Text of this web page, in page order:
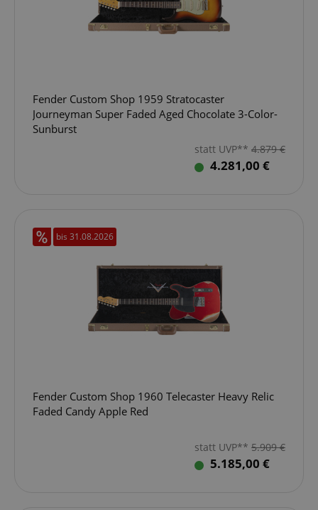
Fender Custom Shop 1959 Stratocaster
Journeyman Super Faded Aged Chocolate 3-Color-
Sunburst
statt UVP** 4.879€
4.281,00 €
bis 31.08.2026
Fender Custom Shop 1960 Telecaster Heavy Relic
Faded Candy Apple Red
statt UVP** 5.909€
5.185,00 €